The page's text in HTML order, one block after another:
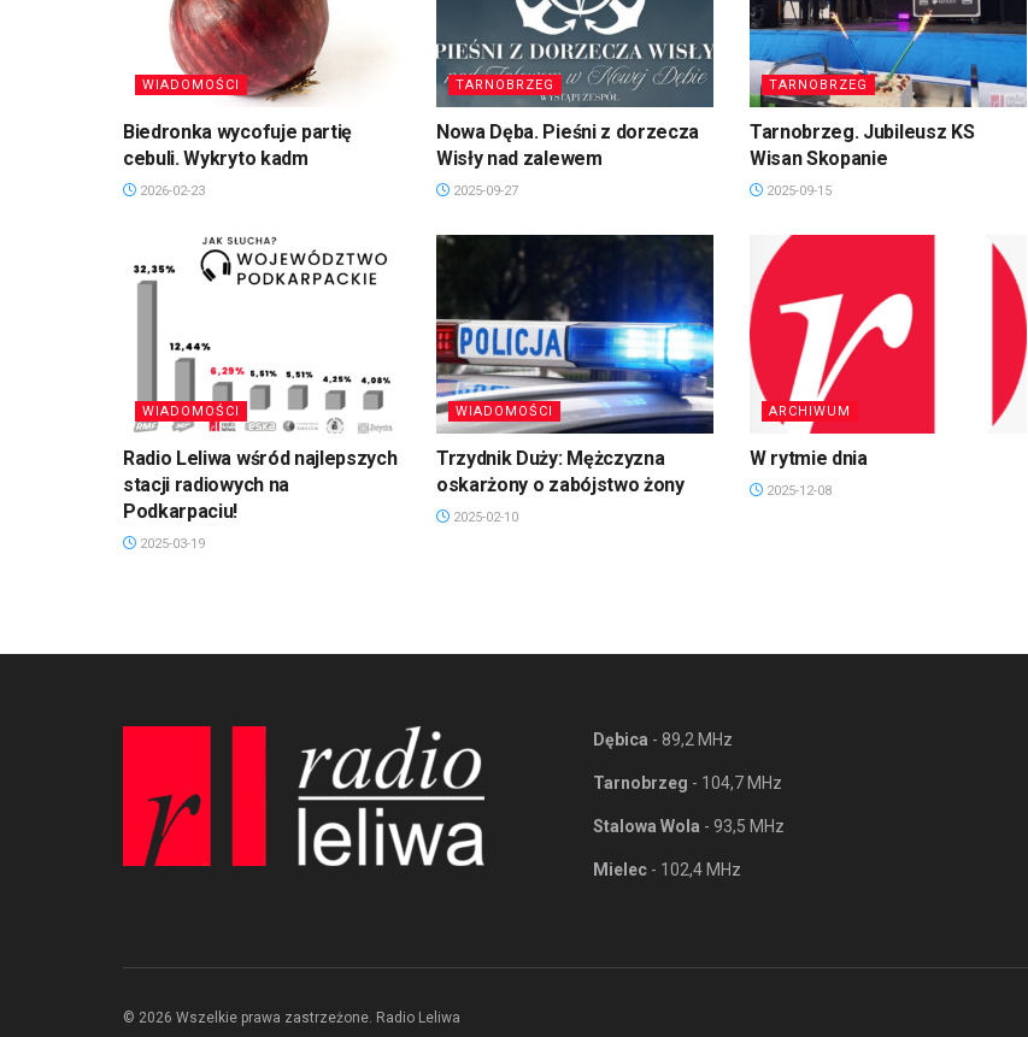
WIADOMOŚCI
Biedronka wycofuje partię
cebuli. Wykryto kadm
2026-02-23
TARNOBRZEG
Nowa Dęba. Pieśni z dorzecza
Wisły nad zalewem
2025-09-27
TARNOBRZEG
Tarnobrzeg. Jubileusz KS
Wisan Skopanie
2025-09-15
WIADOMOŚCI
Radio Leliwa wśród najlepszych
stacji radiowych na
Podkarpaciu!
2025-03-19
WIADOMOŚCI
Trzydnik Duży: Mężczyzna
oskarżony o zabójstwo żony
2025-02-10
ARCHIWUM
W rytmie dnia
2025-12-08
Dębica - 89,2 MHz
Tarnobrzeg - 104,7 MHz
Stalowa Wola - 93,5 MHz
Mielec - 102,4 MHz
© 2026 Wszelkie prawa zastrzeżone. Radio Leliwa